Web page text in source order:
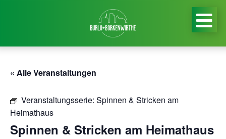
« Alle Veranstaltungen
Veranstaltungsserie: Spinnen & Stricken am
Heimathaus
Spinnen & Stricken am Heimathaus